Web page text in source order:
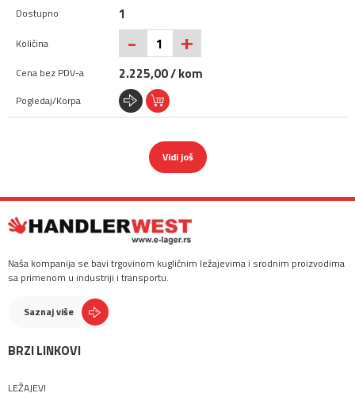
1
- +
2.225,00 / kom
Vidi još
Naša kompanija se bavi trgovinom kugličnim ležajevima i srodnim proizvodima
sa primenom u industriji i transportu.
Saznaj više
BRZI LINKOVI
LEŽAJEVI